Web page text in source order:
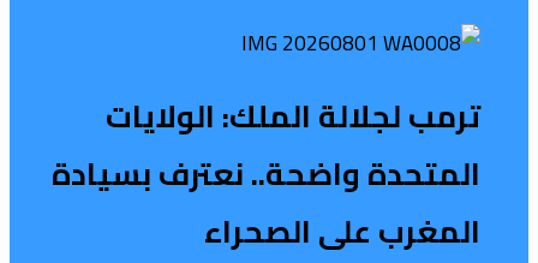
ترمب لجلالة الملك: الولايات
المتحدة واضحة.. نعترف بسيادة
المغرب على الصحراء